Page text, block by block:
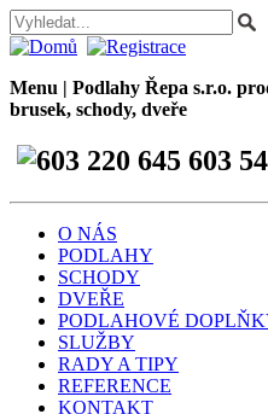
Menu | Podlahy Řepa s.r.o.
brusek, schody, dveře
603
O NÁS
PODLAHY
SCHODY
DVEŘE
PODLAHOVÉ
SLUŽBY
RADY A TIPY
REFERENCE
KONTAKT